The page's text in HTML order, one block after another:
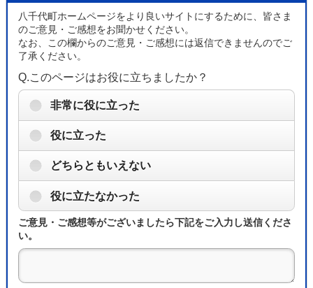
八千代町ホームページをより良いサイトにするために、皆さま
のご意見・ご感想をお聞かせください。
なお、この欄からのご意見・ご感想には返信できませんのでご
了承ください。
Q.このページはお役に立ちましたか？
非常に役に立った
役に立った
どちらともいえない
役に立たなかった
ご意見・ご感想等がございましたら下記をご入力し送信くださ
い。